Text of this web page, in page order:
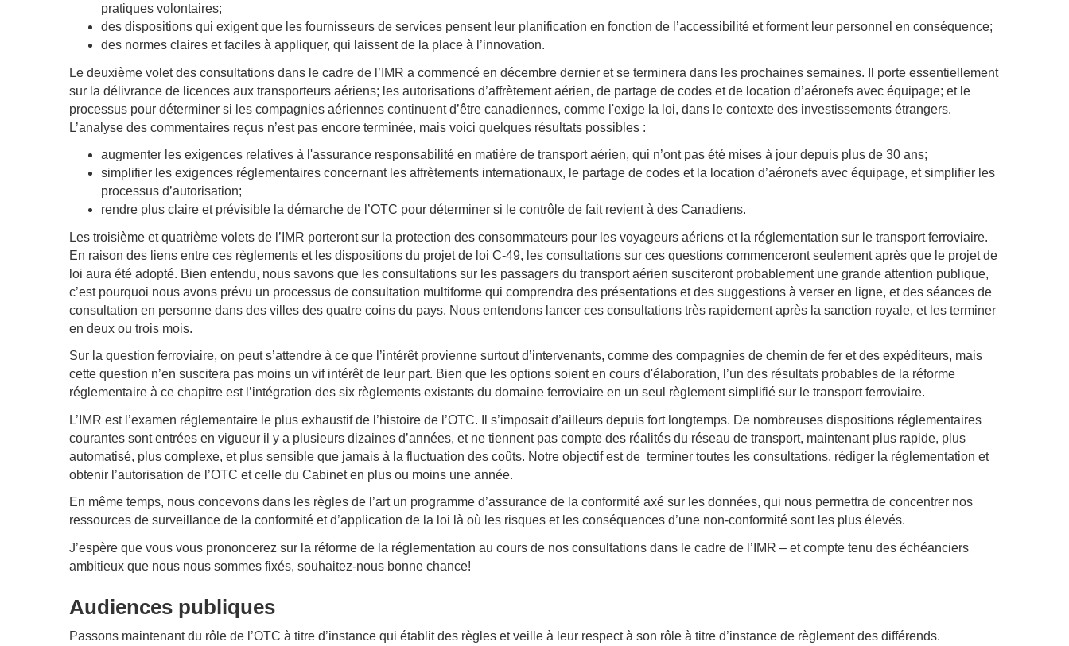
pratiques volontaires;
des dispositions qui exigent que les fournisseurs de services pensent leur planification en fonction de l’accessibilité et forment leur personnel en conséquence;
des normes claires et faciles à appliquer, qui laissent de la place à l’innovation.
Le deuxième volet des consultations dans le cadre de l’IMR a commencé en décembre dernier et se terminera dans les prochaines semaines. Il porte essentiellement
sur la délivrance de licences aux transporteurs aériens; les autorisations d’affrètement aérien, de partage de codes et de location d’aéronefs avec équipage; et le
processus pour déterminer si les compagnies aériennes continuent d’être canadiennes, comme l'exige la loi, dans le contexte des investissements étrangers.
L’analyse des commentaires reçus n’est pas encore terminée, mais voici quelques résultats possibles :
augmenter les exigences relatives à l'assurance responsabilité en matière de transport aérien, qui n’ont pas été mises à jour depuis plus de 30 ans;
simplifier les exigences réglementaires concernant les affrètements internationaux, le partage de codes et la location d’aéronefs avec équipage, et simplifier les
processus d’autorisation;
rendre plus claire et prévisible la démarche de l’OTC pour déterminer si le contrôle de fait revient à des Canadiens.
Les troisième et quatrième volets de l’IMR porteront sur la protection des consommateurs pour les voyageurs aériens et la réglementation sur le transport ferroviaire.
En raison des liens entre ces règlements et les dispositions du projet de loi C-49, les consultations sur ces questions commenceront seulement après que le projet de
loi aura été adopté. Bien entendu, nous savons que les consultations sur les passagers du transport aérien susciteront probablement une grande attention publique,
c’est pourquoi nous avons prévu un processus de consultation multiforme qui comprendra des présentations et des suggestions à verser en ligne, et des séances de
consultation en personne dans des villes des quatre coins du pays. Nous entendons lancer ces consultations très rapidement après la sanction royale, et les terminer
en deux ou trois mois.
Sur la question ferroviaire, on peut s’attendre à ce que l’intérêt provienne surtout d’intervenants, comme des compagnies de chemin de fer et des expéditeurs, mais
cette question n’en suscitera pas moins un vif intérêt de leur part. Bien que les options soient en cours d'élaboration, l’un des résultats probables de la réforme
réglementaire à ce chapitre est l’intégration des six règlements existants du domaine ferroviaire en un seul règlement simplifié sur le transport ferroviaire.
L’IMR est l’examen réglementaire le plus exhaustif de l’histoire de l’OTC. Il s’imposait d’ailleurs depuis fort longtemps. De nombreuses dispositions réglementaires
courantes sont entrées en vigueur il y a plusieurs dizaines d’années, et ne tiennent pas compte des réalités du réseau de transport, maintenant plus rapide, plus
automatisé, plus complexe, et plus sensible que jamais à la fluctuation des coûts. Notre objectif est de terminer toutes les consultations, rédiger la réglementation et
obtenir l’autorisation de l’OTC et celle du Cabinet en plus ou moins une année.
En même temps, nous concevons dans les règles de l’art un programme d’assurance de la conformité axé sur les données, qui nous permettra de concentrer nos
ressources de surveillance de la conformité et d’application de la loi là où les risques et les conséquences d’une non-conformité sont les plus élevés.
J’espère que vous vous prononcerez sur la réforme de la réglementation au cours de nos consultations dans le cadre de l’IMR – et compte tenu des échéanciers
ambitieux que nous nous sommes fixés, souhaitez-nous bonne chance!
Audiences publiques
Passons maintenant du rôle de l’OTC à titre d’instance qui établit des règles et veille à leur respect à son rôle à titre d’instance de règlement des différends.